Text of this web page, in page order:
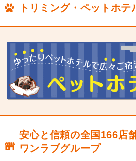
トリミング・ペットホテ
安心と信頼の全国166店
ワンラブグループ